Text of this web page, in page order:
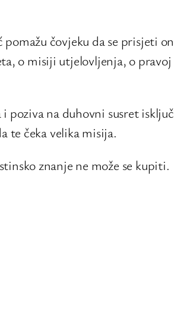
čovjeku da se prisjeti
o misiji utjelovljenja, o
poziva na duhovni susret
te čeka velika misija.
znanje ne može se kupiti.